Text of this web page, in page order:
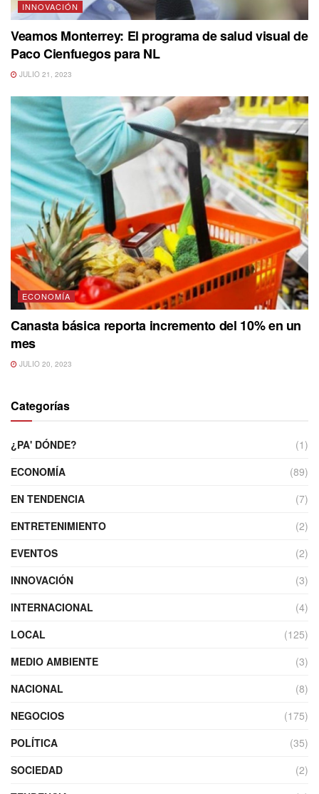
INNOVACIÓN
Veamos Monterrey: El programa de salud visual de
Paco Cienfuegos para NL
JULIO 21, 2023
ECONOMÍA
Canasta básica reporta incremento del 10% en un
mes
JULIO 20, 2023
Categorías
¿PA' DÓNDE?
(1)
ECONOMÍA
(89)
EN TENDENCIA
(7)
ENTRETENIMIENTO
(2)
EVENTOS
(2)
INNOVACIÓN
(3)
INTERNACIONAL
(4)
LOCAL
(125)
MEDIO AMBIENTE
(3)
NACIONAL
(8)
NEGOCIOS
(175)
POLÍTICA
(35)
SOCIEDAD
(2)